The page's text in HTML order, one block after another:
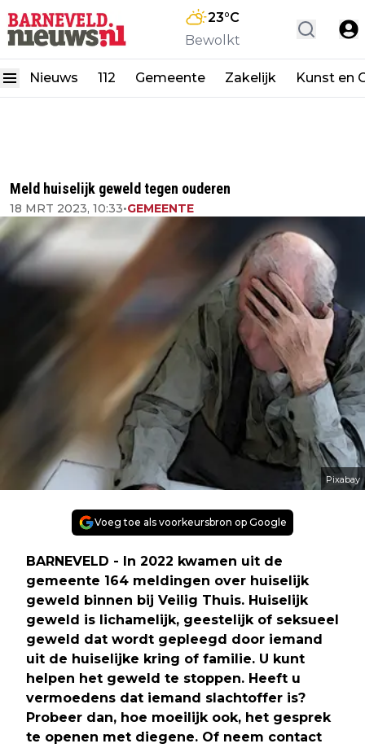
23°C
Bewolkt
Nieuws 112 Gemeente Zakelijk Kunst en
Meld huiselijk geweld tegen ouderen
18 MRT 2023, 10:33•GEMEENTE
Pixabay
Voeg toe als voorkeursbron op Google
BARNEVELD - In 2022 kwamen uit de
gemeente 164 meldingen over huiselijk
geweld binnen bij Veilig Thuis. Huiselijk
geweld is lichamelijk, geestelijk of seksueel
geweld dat wordt gepleegd door iemand
uit de huiselijke kring of familie. U kunt
helpen het geweld te stoppen. Heeft u
vermoedens dat iemand slachtoffer is?
Probeer dan, hoe moeilijk ook, het gesprek
te openen met diegene. Of neem contact